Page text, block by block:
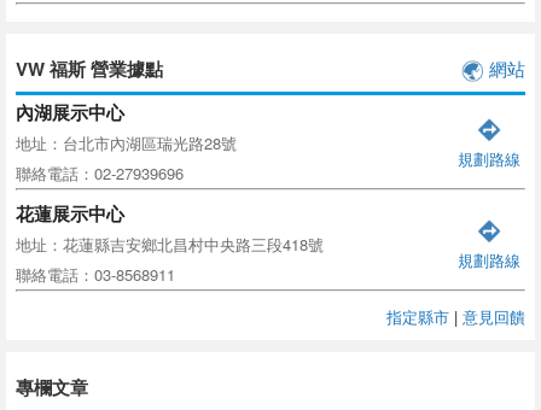
VW 福斯 營業據點 網站
內湖展示中心
地址：台北市內湖區瑞光路28號
聯絡電話：02-27939696
規劃路線
花蓮展示中心
地址：花蓮縣吉安鄉北昌村中央路三段418號
聯絡電話：03-8568911
規劃路線
指定縣市 | 意見回饋
專欄文章